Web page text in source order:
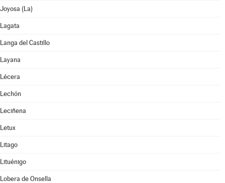
Joyosa (La)
Lagata
Langa del Castillo
Layana
Lécera
Lechón
Leciñena
Letux
Litago
Lituénigo
Lobera de Onsella